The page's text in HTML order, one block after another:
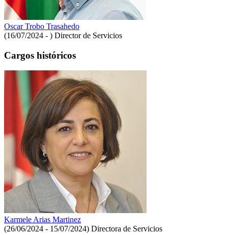
Oscar Trobo Trasahedo
(16/07/2024 - ) Director de Servicios
Cargos históricos
Karmele Arias Martinez
(26/06/2024 - 15/07/2024) Directora de Servicios